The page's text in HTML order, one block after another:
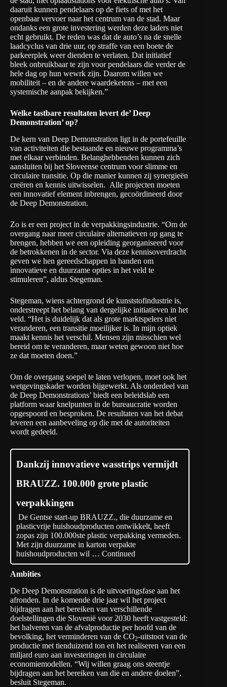
daaruit kunnen pendelaars op de fiets of met het
openbaar vervoer naar het centrum van de stad. Maar
ondanks een grote investering werden deze laders niet
echt gebruikt. De reden was dat de auto’s na de snelle
laadcyclus van drie uur, op straffe van een boete de
parkeerplek weer dienden te verlaten. Dat initiatief
bleek onbruikbaar te zijn voor pendelaars die verder de
hele dag op hun wewrk zijn. Daarom willen we
mobiliteit – en de andere waardeketens – met een
systemische aanpak bekijken.”
Welke tastbare resultaten levert de’ Deep
Demonstration’ op?
De kern van Deep Demonstration ligt in de portefeuille
van activiteiten die bestaande en nieuwe programma’s
met elkaar verbinden. Belanghebbenden kunnen zich
aansluiten bij het Sloveense centrum voor slimme en
circulaire transitie. Op die manier kunnen zij synergieën
creëren en kennis uitwisselen. Alle projecten moeten
een innovatief element inbrengen, gecoördineerd door
de Deep Demonstration.
Zo is er een project in de verpakkingsindustrie. “Om de
overgang naar meer circulaire alternatieven op gang te
brengen, hebben we een opleiding georganiseerd voor
de betrokkenen in de sector. Via deze kennisoverdracht
geven we hen gereedschappen in handen om
innovatieve en duurzame opties in het veld te
stimuleren”, aldus Stegeman.
Stegeman, wiens achtergrond de kunststofindustrie is,
onderstreept het belang van dergelijke initiatieven in het
veld. “Het is duidelijk dat als grote marktspelers niet
veranderen, een transitie moeilijker is. In mijn optiek
maakt kennis het verschil. Mensen zijn misschien wel
bereid om te veranderen, maar weten gewoon niet hoe
ze dat moeten doen.”
Om de overgang soepel te laten verlopen, moet ook het
wetgevingskader worden bijgewerkt. Als onderdeel van
de Deep Demonstrations’ biedt een beleidslab een
platform waar knelpunten in de bureaucratie worden
opgespoord en besproken. De resultaten van het debat
leveren een aanbeveling op die met de autoriteiten
wordt gedeeld.
Dankzij innovatieve wasstrips vermijdt
BRAUZZ. 100.000 grote plastic
verpakkingen
De Gentse start-up BRAUZZ., die duurzame en
plasticvrije huishoudproducten ontwikkelt, heeft
zopas zijn 100.000ste plastic verpakking vermeden.
Met zijn duurzame in karton verpakte
huishoudproducten wil … Continued
Ambities
De Deep Demonstration is de uitvoeringsfase aan het
afronden. In de komende drie jaar wil het project
bijdragen aan het bereiken van verschillende
doelstellingen die Slovenië voor 2030 heeft vastgesteld:
het halveren van de afvalproductie per hoofd van de
bevolking, het verminderen van de CO2-uitstoot van de
productie met tienduizend ton en het realiseren van een
miljard euro aan investeringen in circulaire
economiemodellen. “Wij willen graag ons steentje
bijdragen aan het bereiken van die en andere doelen”,
besluit Stegeman.